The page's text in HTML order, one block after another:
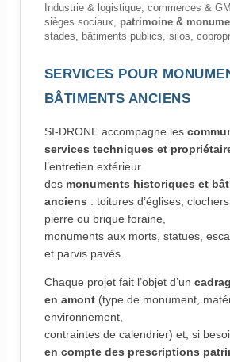
Industrie & logistique, commerces &
sièges sociaux, patrimoine &
stades, bâtiments publics, silos,
SERVICES POUR
BÂTIMENTS ANCIENS
SI-DRONE accompagne les
services techniques et
l’entretien extérieur
des monuments historiques et
anciens : toitures d’églises,
pierre ou brique foraine,
monuments aux morts, statues,
et parvis pavés.
Chaque projet fait l’objet d’un
en amont(type de monument,
environnement,
contraintes de calendrier) et, si
en compte des prescriptions